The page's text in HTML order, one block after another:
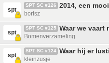
spt
SPT SC #126 2014, een
borisz
spt
SPT SC #125 Waar we vaart
Bomenverzameling
spt
SPT SC #124 Waar hij er
kleinzusje